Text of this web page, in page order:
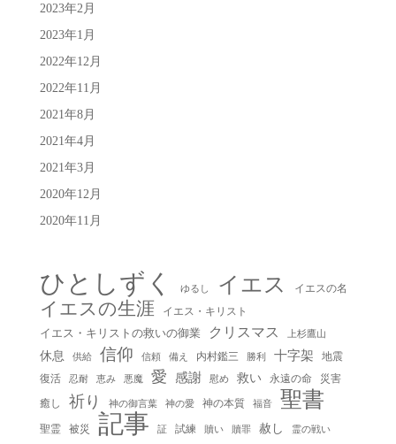
2023年2月
2023年1月
2022年12月
2022年11月
2021年8月
2021年4月
2021年3月
2020年12月
2020年11月
ひとしずく ゆるし イエス イエスの名
イエスの生涯
イエス・キリスト
イエス・キリストの救いの御業
クリスマス 上杉鷹山
休息 供給 信仰 信頼 備え 内村鑑三 勝利 十字架
地震
復活
忍耐 恵み 悪魔 愛 感謝 慰め 救い 永遠の命
災害
癒し
祈り 神の御言葉 神の愛 神の本質 福音 聖書
聖霊 被災 記事 証 試練 贖い 贖罪 赦し 霊の戦い